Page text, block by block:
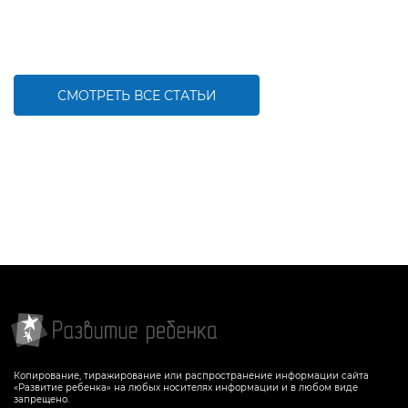
СМОТРЕТЬ ВСЕ СТАТЬИ
Копирование, тиражирование или распространение информации сайта
«Развитие ребенка» на любых носителях информации и в любом виде
запрещено.